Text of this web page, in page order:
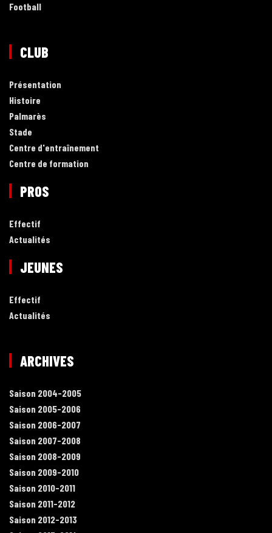
Football
CLUB
Présentation
Histoire
Palmarès
Stade
Centre d'entraînement
Centre de formation
PROS
Effectif
Actualités
JEUNES
Effectif
Actualités
ARCHIVES
Saison 2004-2005
Saison 2005-2006
Saison 2006-2007
Saison 2007-2008
Saison 2008-2009
Saison 2009-2010
Saison 2010-2011
Saison 2011-2012
Saison 2012-2013